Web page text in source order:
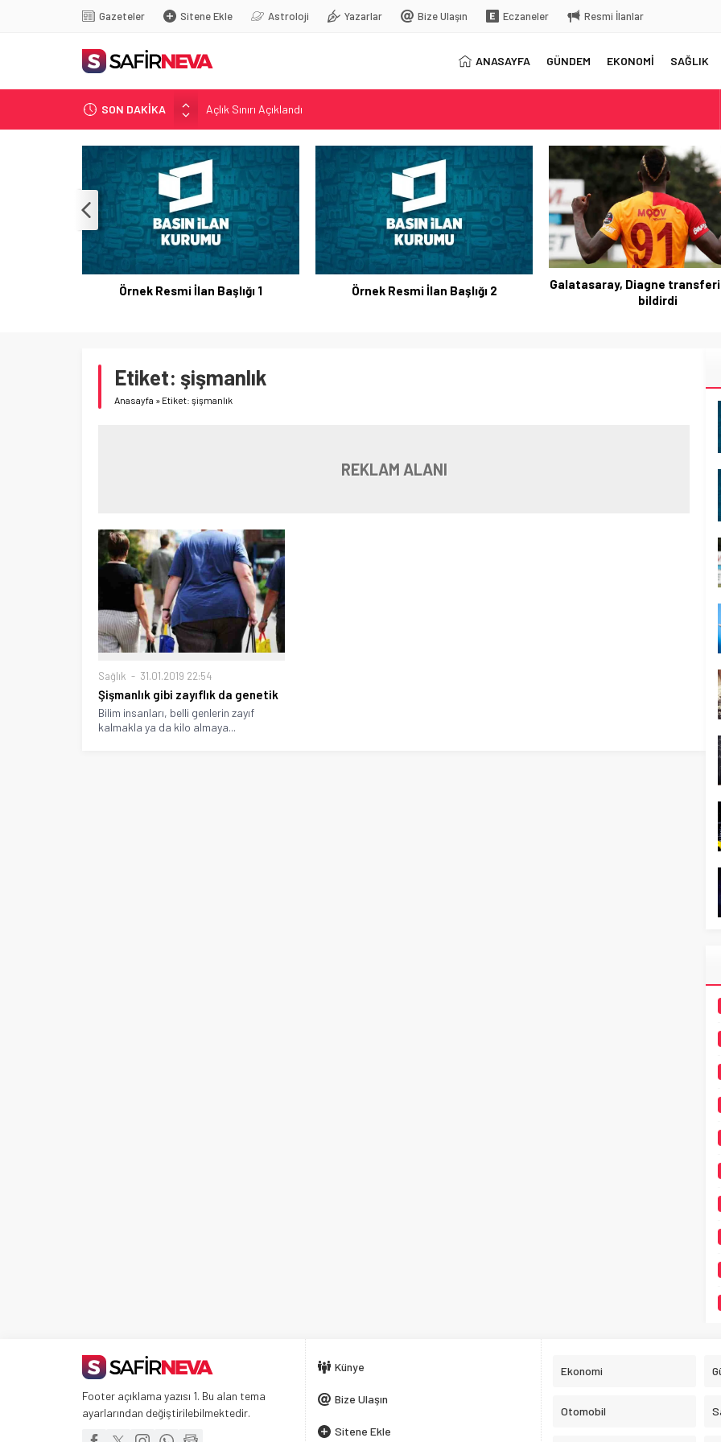
Gazeteler Sitene Ekle Astroloji Yazarlar Bize Ulaşın Eczaneler Resmi İlanlar
ANASAYFA GÜNDEM EKONOMİ SAĞLIK
SON DAKİKA
Açlık Sınırı Açıklandı
Öğretmenlere Kötü Haber
FETÖ’nün kritik ismi tutuklandı
Son dakika… İstanbul’da trafik felç
Yunanistan Başbakanı Çipras Türkiye’ye gelecek
Örnek Resmi İlan Başlığı 1 Örnek Resmi İlan Başlığı 2
Galatasaray, Diagne
bildirdi
Etiket: şişmanlık
Anasayfa » Etiket: şişmanlık
REKLAM ALANI
Sağlık 31.01.2019 22:54
Şişmanlık gibi zayıflık da genetik
Bilim insanları, belli genlerin zayıf
kalmakla ya da kilo almaya...
Footer açıklama yazısı 1. Bu alan tema
ayarlarından değiştirilebilmektedir.
Künye
Bize Ulaşın
Sitene Ekle
Ekonomi
Otomobil